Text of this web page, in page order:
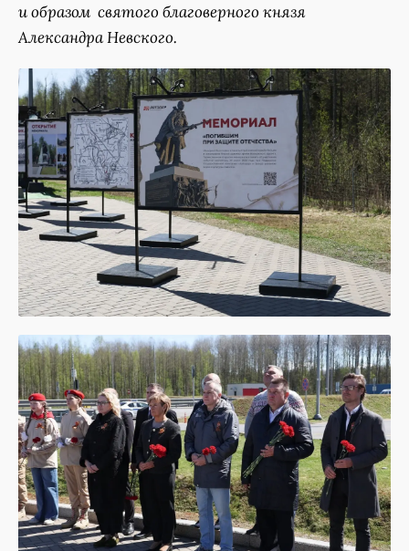
и образом святого благоверного князя
Александра Невского.